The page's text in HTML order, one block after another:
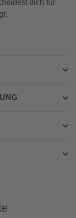
dich für